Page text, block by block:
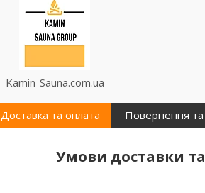
Kamin-Sauna.com.ua
Доставка та оплата Повернення та
Умови доставки